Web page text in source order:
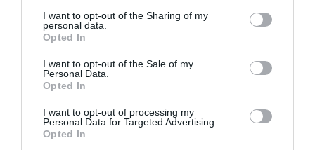
I want to opt-out of the Sharing of my
personal data.
Opted In
I want to opt-out of the Sale of my
Personal Data.
Opted In
I want to opt-out of processing my
Personal Data for Targeted Advertising.
Opted In
luciena commenté :
Ce qui est fatigant avec ces “décideurs”,c’est qu’ils voient à
trop courte vue,restreignant les voyages à l’UE…et pour le
reste du monde,pourquoi ne pas accorder confiance au bon